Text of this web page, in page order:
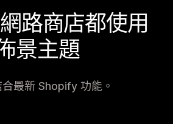
路商店都使用
景主題
最新 Shopify 功能。